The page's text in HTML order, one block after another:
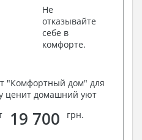
Не
отказывайте
себе в
комфорте.
"Комфортный дом" для
ценит домашний уют
19 700 грн.